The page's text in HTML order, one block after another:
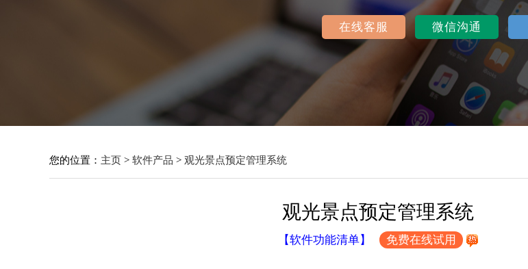
在线客服 微信沟通
您的位置： 主页 > 软件产品 > 观光景点预定管理系统
观光景点预定管理系统
【软件功能清单】 免费在线试用